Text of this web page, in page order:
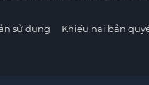
sử dụng Khiếu nại bản